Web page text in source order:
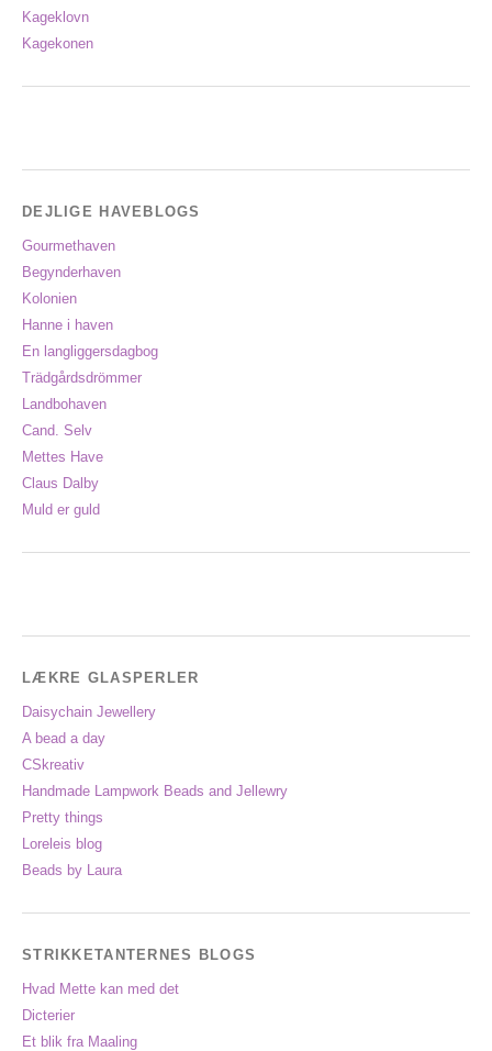
Kageklovn
Kagekonen
DEJLIGE HAVEBLOGS
Gourmethaven
Begynderhaven
Kolonien
Hanne i haven
En langliggersdagbog
Trädgårdsdrömmer
Landbohaven
Cand. Selv
Mettes Have
Claus Dalby
Muld er guld
LÆKRE GLASPERLER
Daisychain Jewellery
A bead a day
CSkreativ
Handmade Lampwork Beads and Jellewry
Pretty things
Loreleis blog
Beads by Laura
STRIKKETANTERNES BLOGS
Hvad Mette kan med det
Dicterier
Et blik fra Maaling